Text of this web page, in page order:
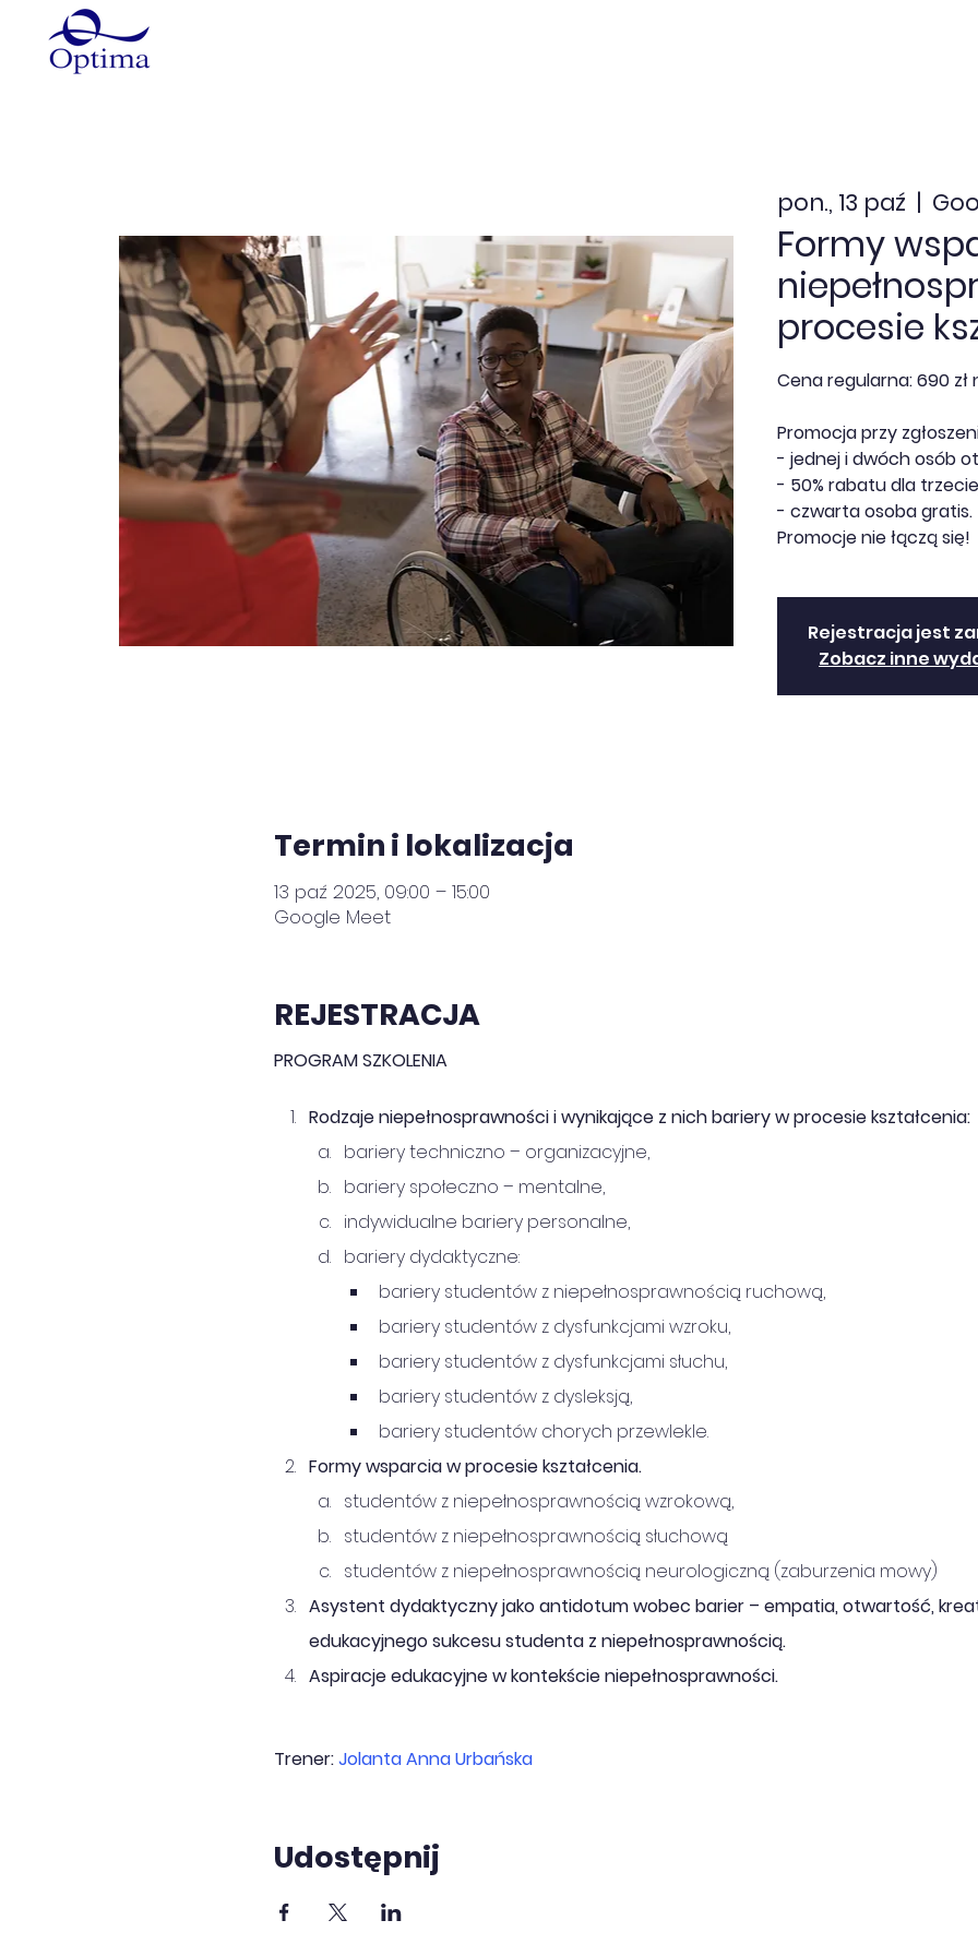
pon., 13 paź
  |
Formy
procesie
Cena regularna: 690
Promocja przy
- jednej i dwóch osób
- 50% rabatu dla
- czwarta osoba gratis.
Promocje nie łączą się!
Rejestracja jest
Zobacz inne
Termin i lokalizacja
13 paź 2025, 09:00 – 15:00
Google Meet
REJESTRACJA
PROGRAM SZKOLENIA
Rodzaje niepełnosprawności i wynikające z nich bariery w procesie kształcenia:
bariery techniczno – organizacyjne,
bariery społeczno – mentalne,
indywidualne bariery personalne,
bariery dydaktyczne:
bariery studentów z niepełnosprawnością ruchową,
bariery studentów z dysfunkcjami wzroku,
bariery studentów z dysfunkcjami słuchu,
bariery studentów z dysleksją,
bariery studentów chorych przewlekle.
Formy wsparcia w procesie kształcenia.
studentów z niepełnosprawnością wzrokową,
studentów z niepełnosprawnością słuchową
studentów z niepełnosprawnością neurologiczną (zaburzenia mowy)
Asystent dydaktyczny jako antidotum wobec barier – empatia, otwartość,
edukacyjnego sukcesu studenta z niepełnosprawnością.
Aspiracje edukacyjne w kontekście niepełnosprawności.
Trener: Jolanta Anna Urbańska
Udostępnij